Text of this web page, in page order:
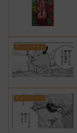
チェンソーマン
チェンソーマン